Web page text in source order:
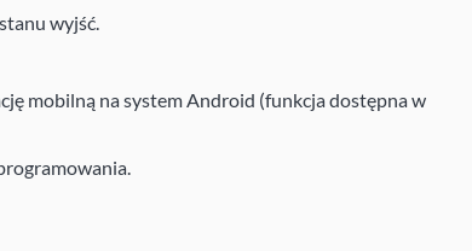
wyjść.
mobilną na system Android (funkcja dostępna w